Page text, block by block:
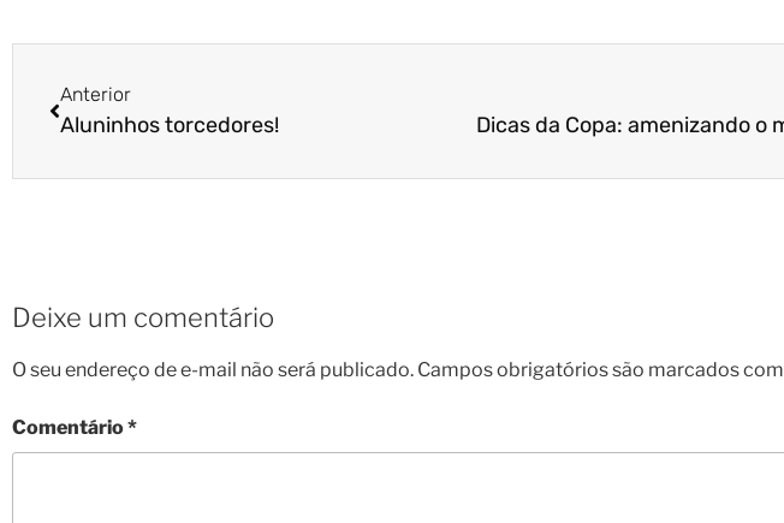
Anterior
Aluninhos torcedores!
Deixe um comentário
O seu endereço de e-mail não será publicado. Campos obrigatórios são marcados com
Comentário*